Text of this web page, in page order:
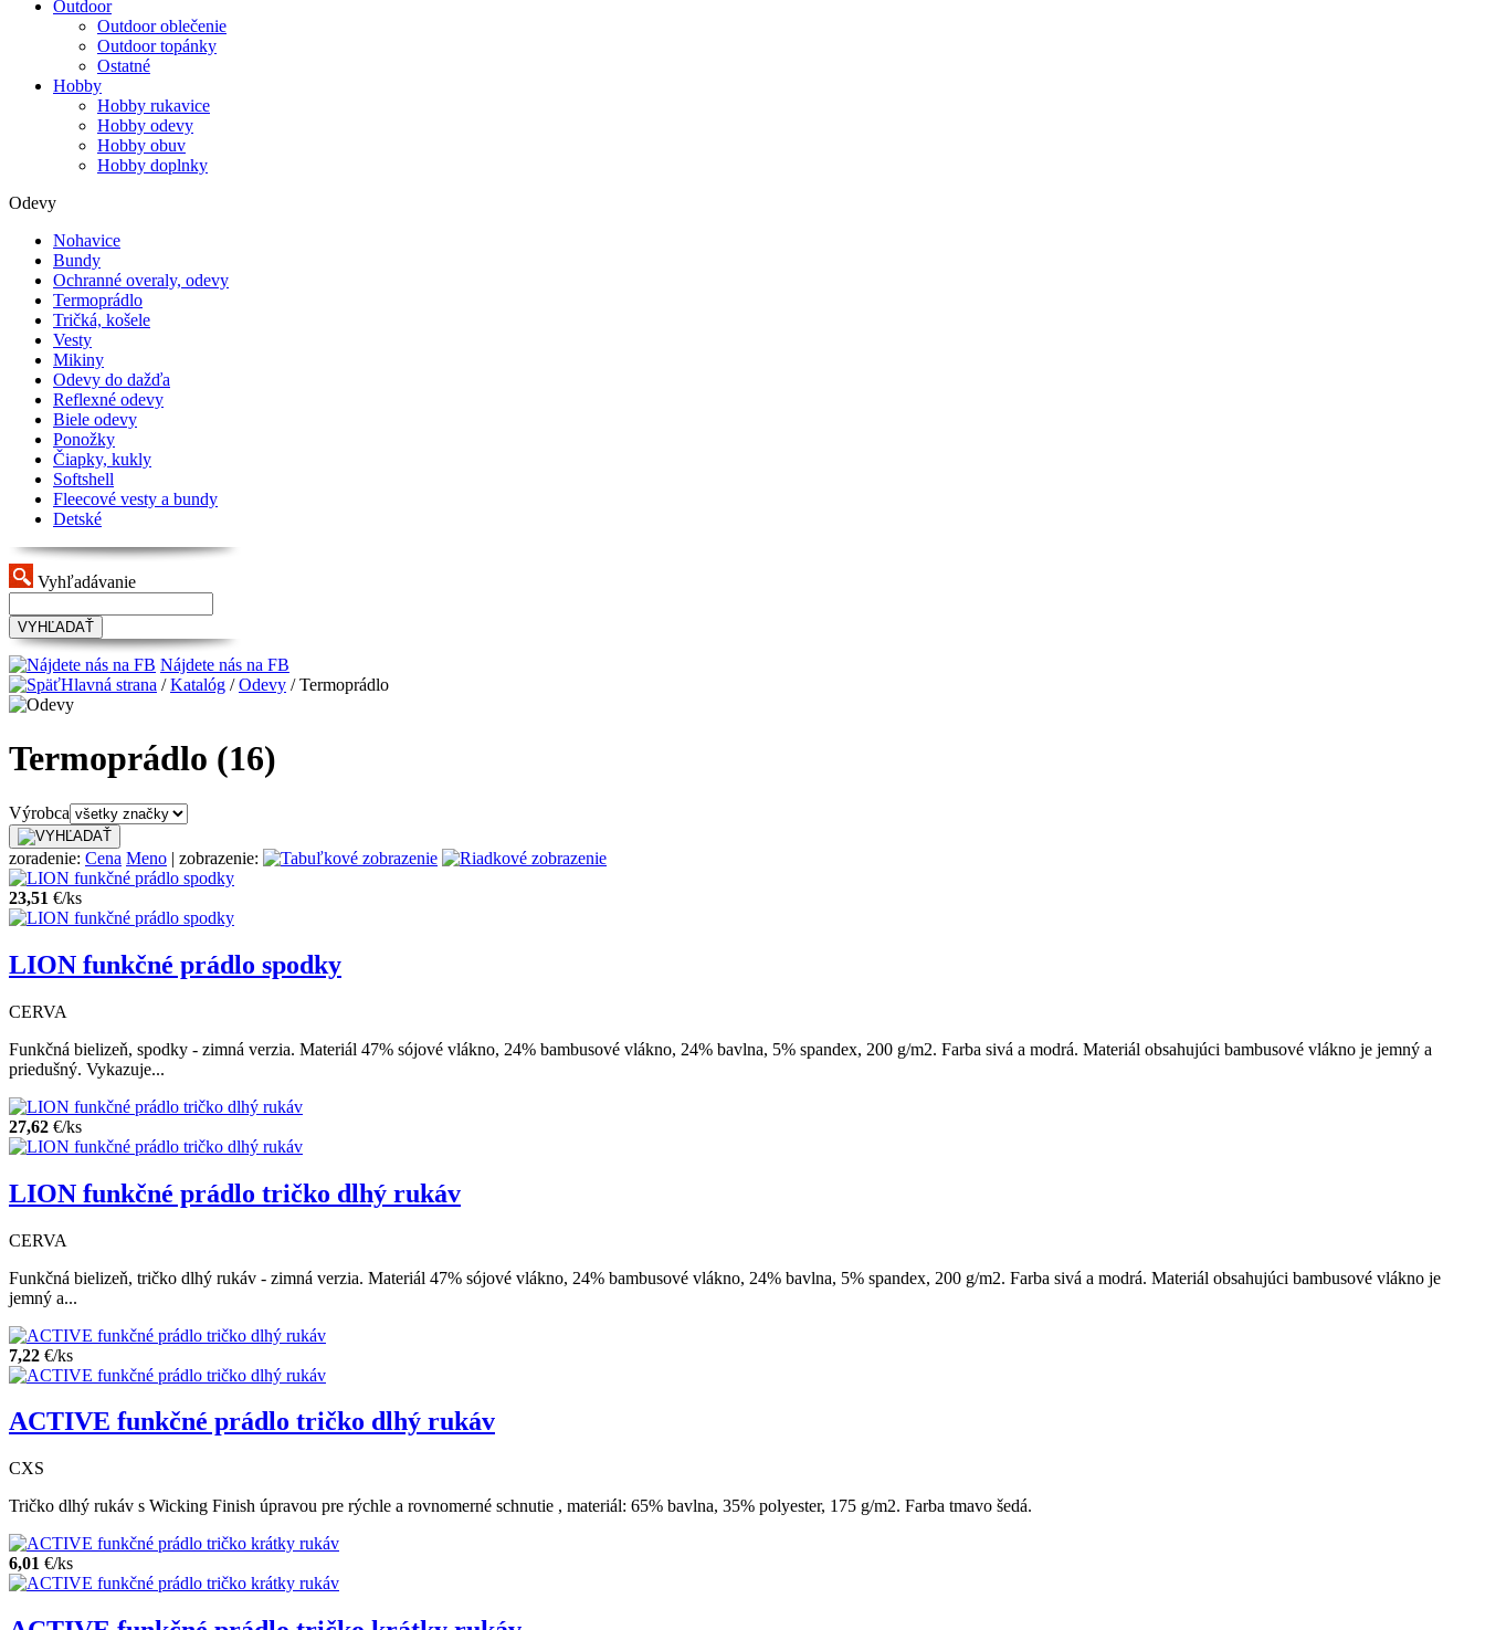
Outdoor
Outdoor oblečenie
Outdoor topánky
Ostatné
Hobby
Hobby rukavice
Hobby odevy
Hobby obuv
Hobby doplnky
Odevy
Nohavice
Bundy
Ochranné overaly, odevy
Termoprádlo
Tričká, košele
Vesty
Mikiny
Odevy do dažďa
Reflexné odevy
Biele odevy
Ponožky
Čiapky, kukly
Softshell
Fleecové vesty a bundy
Detské
Vyhľadávanie
VYHĽADAŤ
Nájdete nás na FB
Hlavná strana /Katalóg /Odevy / Termoprádlo
Termoprádlo (16)
Výrobca
zoradenie: Cena Meno | zobrazenie:
23,51 €/ks
LION funkčné prádlo spodky
CERVA
Funkčná bielizeň, spodky - zimná verzia. Materiál 47% sójové vlákno, 24% bambusové vlákno, 24% bavlna, 5% spandex, 200 g/m2. Farba sivá a modrá. Materiál obsahujúci bambusové vlákno je jemný a
priedušný. Vykazuje...
27,62 €/ks
LION funkčné prádlo tričko dlhý rukáv
CERVA
Funkčná bielizeň, tričko dlhý rukáv - zimná verzia. Materiál 47% sójové vlákno, 24% bambusové vlákno, 24% bavlna, 5% spandex, 200 g/m2. Farba sivá a modrá. Materiál obsahujúci bambusové vlákno je
jemný a...
7,22 €/ks
ACTIVE funkčné prádlo tričko dlhý rukáv
CXS
Tričko dlhý rukáv s Wicking Finish úpravou pre rýchle a rovnomerné schnutie , materiál: 65% bavlna, 35% polyester, 175 g/m2. Farba tmavo šedá.
6,01 €/ks